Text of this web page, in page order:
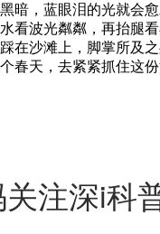
暗，蓝眼泪的光就会
看波光粼粼，再抬腿
在沙滩上，脚掌所及
春天，去紧紧抓住这份
注深i科